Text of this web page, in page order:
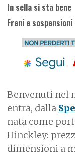
Benvenuti nel
entra, dalla
nata come
Hinckley:
dimensioni a
In sella si sta bene
Freni e sospensioni